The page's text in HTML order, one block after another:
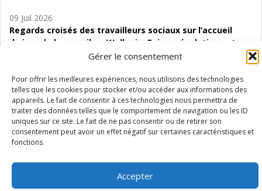
Gérer le consentement
Pour offrir les meilleures expériences, nous utilisons des technologies
telles que les cookies pour stocker et/ou accéder aux informations des
appareils. Le fait de consentir à ces technologies nous permettra de
traiter des données telles que le comportement de navigation ou les ID
uniques sur ce site. Le fait de ne pas consentir ou de retirer son
consentement peut avoir un effet négatif sur certaines caractéristiques et
fonctions.
Accepter
09 Juil 2026
Regards croisés des travailleurs sociaux sur l’accueil
de jour de bas seuil en Wallonie. Enjeux, évolutions et
06 Juil 2026
Étude d’évaluabilité des Structures
d’accompagnement à l’autocréation d’emploi (SAACE)
01 Juil 2026
Pénurie du personnel infirmier :quels indicateurs
Wallonie ?